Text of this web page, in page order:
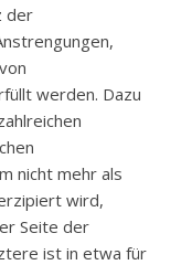
der
werden. Dazu
nicht mehr als
wird,
Seite der
ist in etwa für